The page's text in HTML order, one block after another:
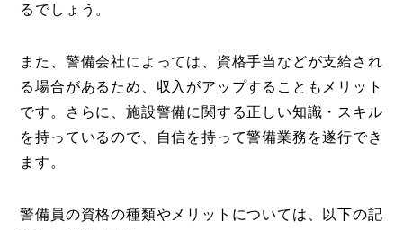
るでしょう。
また、警備会社によっては、資格手当などが支給され
る場合があるため、収入がアップすることもメリット
です。さらに、施設警備に関する正しい知識・スキル
を持っているので、自信を持って警備業務を遂行でき
ます。
警備員の資格の種類やメリットについては、以下の記